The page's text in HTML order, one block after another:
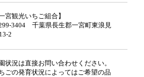
一宮観光いちご組合】
3404 千葉県長生郡一宮町東浪見
2
状況は直接お問い合わせください。
ごの発育状況によってはご希望の品